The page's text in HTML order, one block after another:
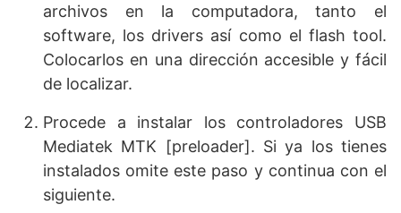
archivos en la computadora, tanto el
software, los drivers así como el flash tool.
Colocarlos en una dirección accesible y fácil
de localizar.
Procede a instalar los controladores USB
Mediatek MTK [preloader]. Si ya los tienes
instalados omite este paso y continua con el
siguiente.